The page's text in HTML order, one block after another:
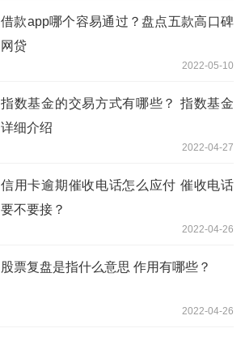
借款app哪个容易通过？盘点五款高口碑
网贷
2022-05-10
指数基金的交易方式有哪些？ 指数基金
详细介绍
2022-04-27
信用卡逾期催收电话怎么应付 催收电话
要不要接？
2022-04-26
股票复盘是指什么意思 作用有哪些？
2022-04-26